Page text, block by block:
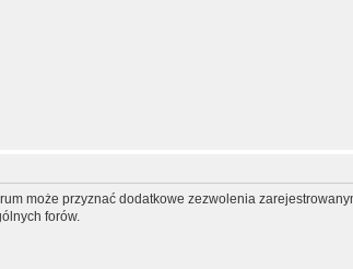
może przyznać dodatkowe zezwolenia
forów.